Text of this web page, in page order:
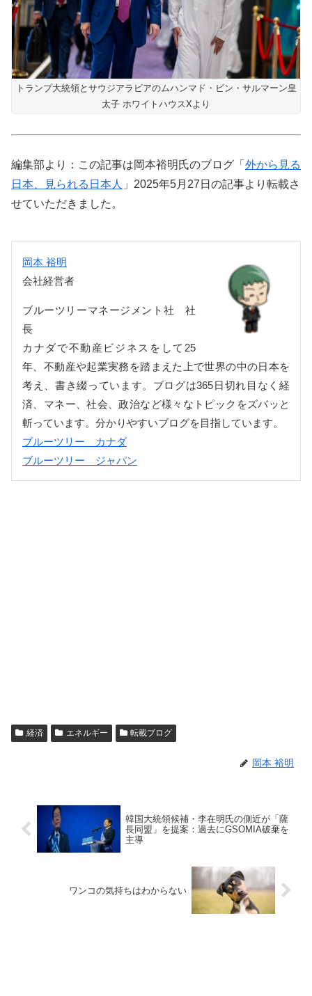
トランプ大統領とサウジアラビアのムハンマド・ビン・サルマーン皇
太子 ホワイトハウスXより
編集部より：この記事は岡本裕明氏のブログ「 外から見る
日本、見られる日本人 」2025年5月27日の記事より転載さ
せていただきました。
岡本 裕明
会社経営者
ブルーツリーマネージメント社 社
長
カナダで不動産ビジネスをして25
年、不動産や起業実務を踏まえた上で世界の中の日本を
考え、書き綴っています。ブログは365日切れ目なく経
済、マネー、社会、政治など様々なトピックをズバッと
斬っています。分かりやすいブログを目指しています。
ブルーツリー カナダ
ブルーツリー ジャパン
経済 エネルギー 転載ブログ
岡本 裕明
韓国大統領候補・李在明氏の側近が「薩
長同盟」を提案：過去にGSOMIA破棄を
主導
ワンコの気持ちはわからない